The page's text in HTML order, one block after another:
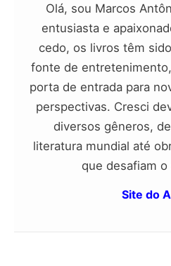
Olá, sou Marcos
entusiasta e
cedo, os livros têm
fonte de
porta de entrada para
perspectivas. Cresci
diversos gêneros,
literatura mundial até
que desafiam
Site do